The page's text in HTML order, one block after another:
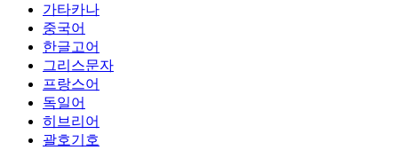
가타카나
중국어
한글고어
그리스문자
프랑스어
독일어
히브리어
괄호기호